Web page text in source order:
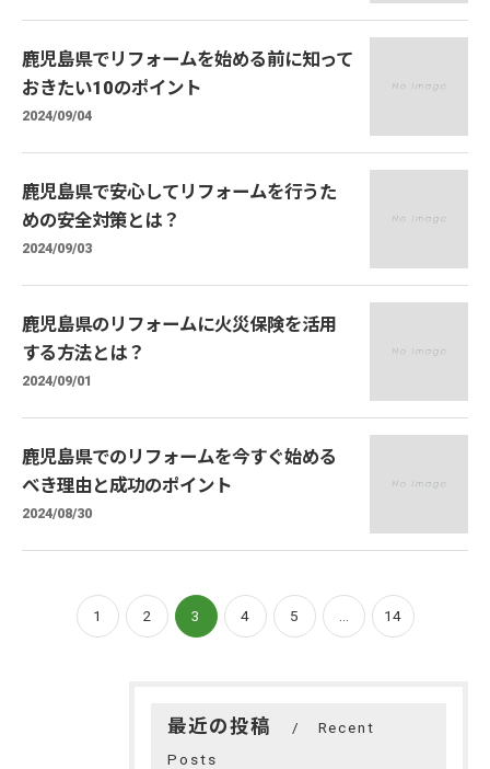
鹿児島県でリフォームを始める前に知って
おきたい10のポイント
2024/09/04
鹿児島県で安心してリフォームを行うた
めの安全対策とは？
2024/09/03
鹿児島県のリフォームに火災保険を活用
する方法とは？
2024/09/01
鹿児島県でのリフォームを今すぐ始める
べき理由と成功のポイント
2024/08/30
1 2 3 4 5 14
最近の投稿
Recent
Posts